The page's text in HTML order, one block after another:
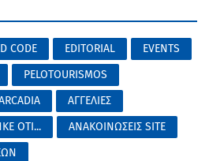
CODE EDITORIAL
EVENTS
PELOTOURISMOS
ΑΓΓΕΛΙΕΣ
ΟΤΙ...
ΑΝΑΚΟΙΝΩΣΕΙΣ SITE